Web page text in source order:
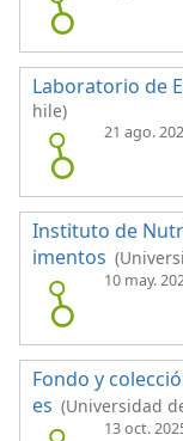
Laboratorio de
hile)
21 ago.
Instituto de
imentos
10 may.
Fondo y
es (Universidad
13 oct.